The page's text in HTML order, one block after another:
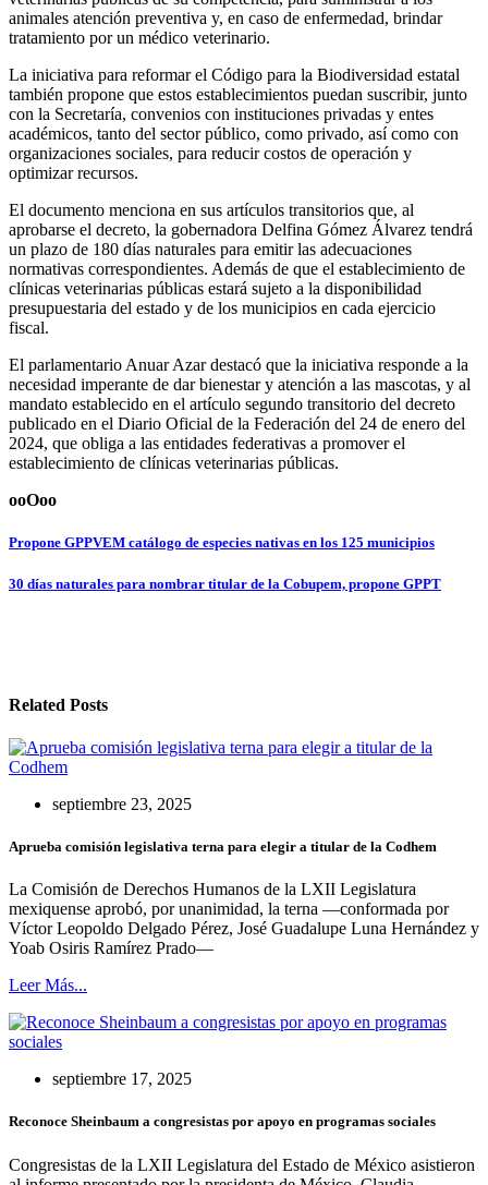
animales atención preventiva y, en caso de enfermedad, brindar
tratamiento por un médico veterinario.
La iniciativa para reformar el Código para la Biodiversidad estatal
también propone que estos establecimientos puedan suscribir, junto
con la Secretaría, convenios con instituciones privadas y entes
académicos, tanto del sector público, como privado, así como con
organizaciones sociales, para reducir costos de operación y
optimizar recursos.
El documento menciona en sus artículos transitorios que, al
aprobarse el decreto, la gobernadora Delfina Gómez Álvarez tendrá
un plazo de 180 días naturales para emitir las adecuaciones
normativas correspondientes. Además de que el establecimiento de
clínicas veterinarias públicas estará sujeto a la disponibilidad
presupuestaria del estado y de los municipios en cada ejercicio
fiscal.
El parlamentario Anuar Azar destacó que la iniciativa responde a la
necesidad imperante de dar bienestar y atención a las mascotas, y al
mandato establecido en el artículo segundo transitorio del decreto
publicado en el Diario Oficial de la Federación del 24 de enero del
2024, que obliga a las entidades federativas a promover el
establecimiento de clínicas veterinarias públicas.
ooOoo
Navegación
de
Propone GPPVEM catálogo de especies nativas en los 125 municipios
30 días naturales para nombrar titular de la Cobupem, propone GPPT
Related Posts
septiembre 23, 2025
Aprueba comisión legislativa terna para elegir a titular de la Codhem
La Comisión de Derechos Humanos de la LXII Legislatura
mexiquense aprobó, por unanimidad, la terna —conformada por
Víctor Leopoldo Delgado Pérez, José Guadalupe Luna Hernández y
Yoab Osiris Ramírez Prado—
Leer Más...
septiembre 17, 2025
Reconoce Sheinbaum a congresistas por apoyo en programas sociales
Congresistas de la LXII Legislatura del Estado de México asistieron